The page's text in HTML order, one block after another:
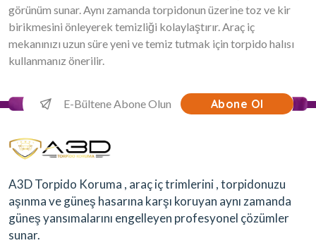
görünüm sunar. Aynı zamanda torpidonun üzerine toz ve kir
birikmesini önleyerek temizliği kolaylaştırır. Araç iç
mekanınızı uzun süre yeni ve temiz tutmak için torpido halısı
kullanmanız önerilir.
Abone Ol
A3D Torpido Koruma , araç iç trimlerini , torpidonuzu
aşınma ve güneş hasarına karşı koruyan aynı zamanda
güneş yansımalarını engelleyen profesyonel çözümler
sunar.